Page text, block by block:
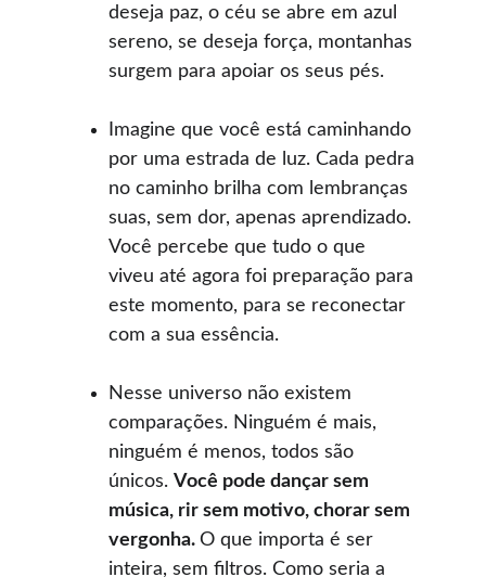
deseja paz, o céu se abre em azul
sereno, se deseja força, montanhas
surgem para apoiar os seus pés.
Imagine que você está caminhando
por uma estrada de luz. Cada pedra
no caminho brilha com lembranças
suas, sem dor, apenas aprendizado.
Você percebe que tudo o que
viveu até agora foi preparação para
este momento, para se reconectar
com a sua essência.
Nesse universo não existem
comparações. Ninguém é mais,
ninguém é menos, todos são
únicos. Você pode dançar sem
música, rir sem motivo, chorar sem
vergonha. O que importa é ser
inteira, sem filtros. Como seria a